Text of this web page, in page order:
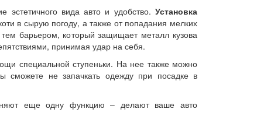
эстетичного вида авто и удобство. Установка
в сырую погоду, а также от попадания мелких
барьером, который защищает металл кузова
принимая удар на себя.
специальной ступеньки. На нее также можно
сможете не запачкать одежду при посадке в
еще одну функцию – делают ваше авто